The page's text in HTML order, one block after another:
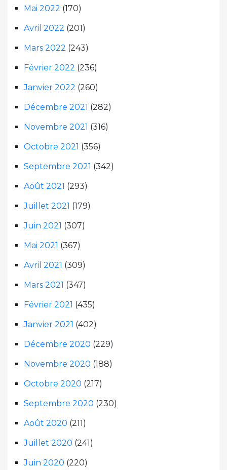
Mai 2022 (170)
Avril 2022 (201)
Mars 2022 (243)
Février 2022 (236)
Janvier 2022 (260)
Décembre 2021 (282)
Novembre 2021 (316)
Octobre 2021 (356)
Septembre 2021 (342)
Août 2021 (293)
Juillet 2021 (179)
Juin 2021 (307)
Mai 2021 (367)
Avril 2021 (309)
Mars 2021 (347)
Février 2021 (435)
Janvier 2021 (402)
Décembre 2020 (229)
Novembre 2020 (188)
Octobre 2020 (217)
Septembre 2020 (230)
Août 2020 (211)
Juillet 2020 (241)
Juin 2020 (220)